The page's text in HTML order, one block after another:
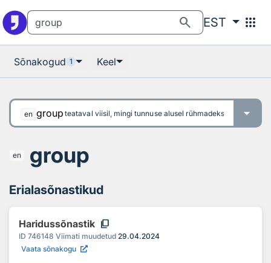
search EST apps
Sõnakogud 1 Keel
en group teataval viisil, mingi tunnuse alusel rühmadeks jaotama või
en group
Erialasõnastikud
Haridussõnastik content_copy
ID 746148 Viimati muudetud 29.04.2024
Vaata sõnakogu